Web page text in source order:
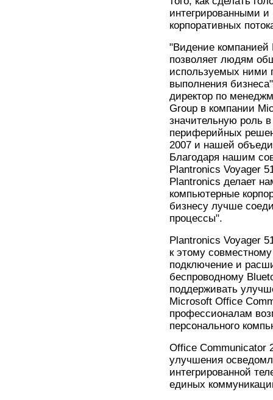
интегрированными
корпоративных
"Видение
позволяет людям
используемых ними
выполнения
директор по
Group в компании
значительную роль
периферийных
2007 и нашей
Благодаря нашим
Plantronics Voyager
Plantronics делает
компьютерные
бизнесу лучше
процессы".
Plantronics Voyager
к этому
подключение и
беспроводному
поддерживать
Microsoft Office
профессионалам
персонального
Office Communicator
улучшения
интегрированной
единых